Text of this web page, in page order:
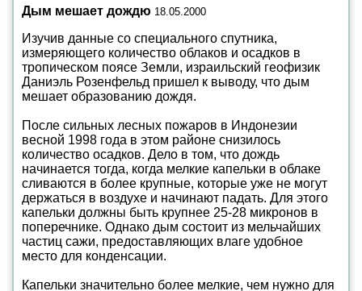
Дым мешает дождю 18.05.2000
Изучив данные со специального спутника,
измеряющего количество облаков и осадков в
тропическом поясе Земли, израильский геофизик
Даниэль Розенфельд пришел к выводу, что дым
мешает образованию дождя.
После сильных лесных пожаров в Индонезии
весной 1998 года в этом районе снизилось
количество осадков. Дело в том, что дождь
начинается тогда, когда мелкие капельки в облаке
сливаются в более крупные, которые уже не могут
держаться в воздухе и начинают падать. Для этого
капельки должны быть крупнее 25-28 микронов в
поперечнике. Однако дым состоит из мельчайших
частиц сажи, предоставляющих влаге удобное
место для конденсации.
Капельки значительно более мелкие, чем нужно для